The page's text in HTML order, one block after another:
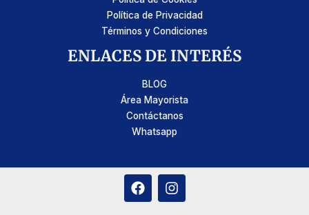
Política de Privacidad
Términos y Condiciones
ENLACES DE INTERÉS
BLOG
Área Mayorista
Contáctanos
Whatsapp
F
a
I
n